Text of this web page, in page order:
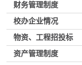
财务管理制度
校办企业情况
物资、工程招投标
资产管理制度